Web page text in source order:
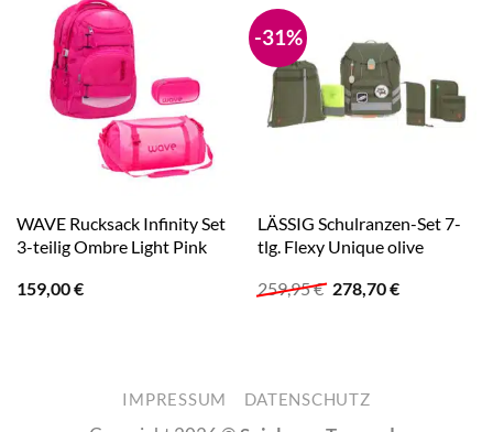
WAVE Rucksack Infinity Set
3-teilig Ombre Light Pink
159,00€
-31%
LÄSSIG Schulranzen-Set 7-
tlg. Flexy Unique olive
259,95€ Ursprünglicher
Preis
278,70€Aktueller
IMPRESSUM DATENSCHUTZ